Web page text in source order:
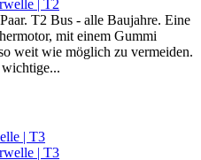
T2 Bus - alle Baujahre. Eine
mit einem Gummi
weit wie möglich zu vermeiden.
| T3